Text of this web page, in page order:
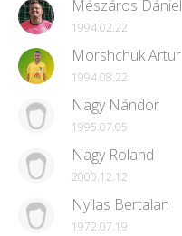
Mészáros Dániel
1994.02.22
Morshchuk Artur
1994.08.22
Nagy Nándor
1995.07.05
Nagy Roland
2000.12.12
Nyilas Bertalan
1972.07.19